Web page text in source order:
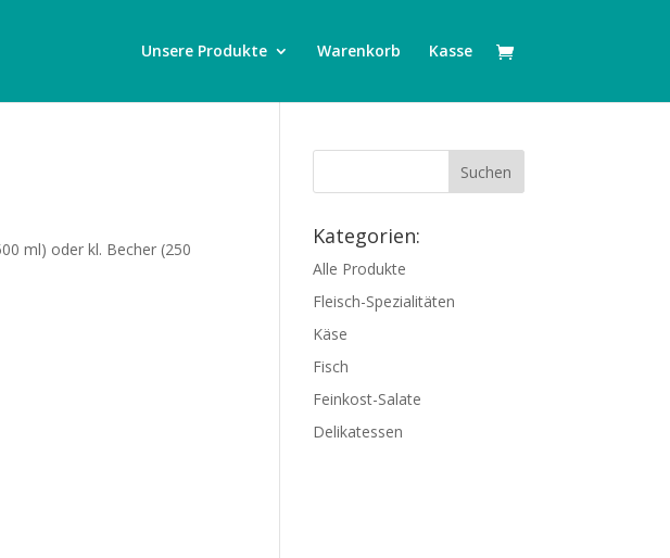
Unsere Produkte Warenkorb Kasse
ml) oder kl. Becher (250
Kategorien:
Alle Produkte
Fleisch-Spezialitäten
Käse
Fisch
Feinkost-Salate
Delikatessen